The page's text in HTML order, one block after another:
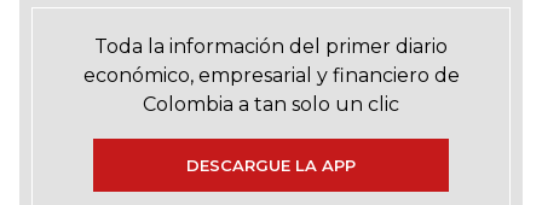
Toda la información del primer diario
económico, empresarial y financiero de
Colombia a tan solo un clic
DESCARGUE LA APP